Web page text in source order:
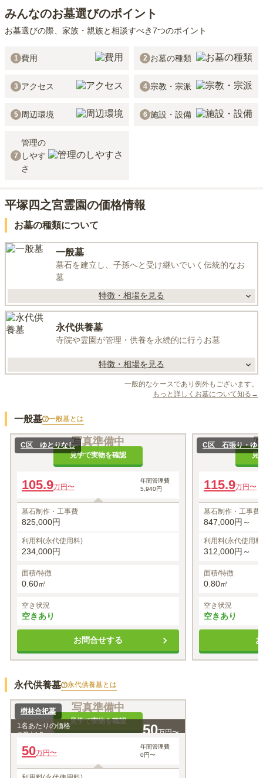
みんなのお墓選びのポイント
お墓選びの際、家族・親族と相談すべき7つのポイント
1 費用 2 お墓の種類
3 アクセス 4 宗教・宗派
5 周辺環境 6 施設・設備
7
管理の
しやす
さ
平塚四之宮霊園の価格情報
お墓の種類について
一般墓
墓石を建立し、子孫へと受け継いでいく伝統的なお
墓
特徴・相場を見る
永代供養墓
寺院や霊園が管理・供養を永続的に行うお墓
特徴・相場を見る
一般的なケースであり例外もございます。
もっと詳しくお墓について知る→
一般墓 一般墓とは
写真準備中
見学で実物を確認
C区 ゆとりなし
105.9万円〜
年間管理費
5,940円
墓石制作・工事費
825,000円
利用料(永代使用料)
234,000円
面積/特徴
0.60㎡
空き状況
空きあり
お問合せする
見
C区 石張り・ゆ
115.9万円〜
墓石制作・工事費
847,000円～
利用料(永代使用
312,000円～
面積/特徴
0.80㎡
空き状況
空きあり
永代供養墓 永代供養墓とは
写真準備中
見学で実物を確認
樹林合祀墓
1名あたりの価格
※最大1名 50万円〜
50万円〜
年間管理費
0円〜